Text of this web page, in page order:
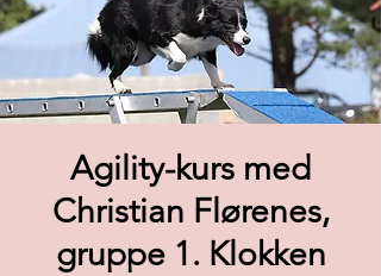
Agility-kurs med
Christian Flørenes,
gruppe 1. Klokken